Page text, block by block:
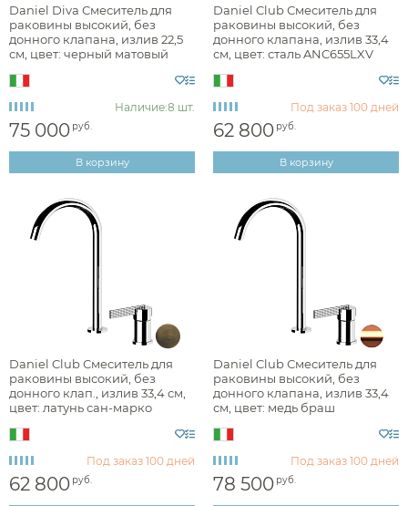
Daniel Diva Смеситель для
раковины высокий, без
донного клапана, излив 22,5
см, цвет: черный матовый
Наличие:8 шт.
75 000 руб.
В корзину
Daniel Club Смеситель для
раковины высокий, без
донного клапана, излив 33,4
см, цвет: сталь ANC655LXV
Под заказ 100 дней
62 800 руб.
В корзину
Daniel Club Смеситель для
раковины высокий, без
донного клап., излив 33,4 см,
цвет: латунь сан-марко
Под заказ 100 дней
62 800 руб.
Daniel Club Смеситель для
раковины высокий, без
донного клапана, излив 33,4
см, цвет: медь браш
Под заказ 100 дней
78 500 руб.